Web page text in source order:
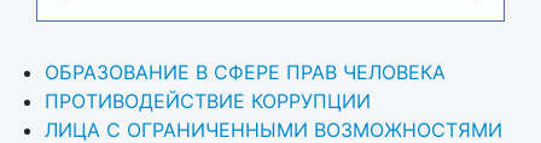
ОБРАЗОВАНИЕ В СФЕРЕ ПРАВ ЧЕЛОВЕКА
ПРОТИВОДЕЙСТВИЕ КОРРУПЦИИ
ЛИЦА С ОГРАНИЧЕННЫМИ ВОЗМОЖНОСТЯМИ